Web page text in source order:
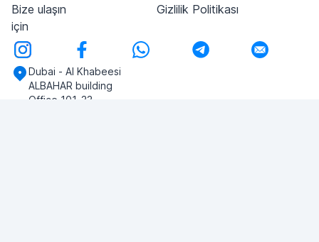
Bize ulaşın
için
Gizlilik Politikası
Dubai - Al Khabeesi
ALBAHAR building
Office 101-33